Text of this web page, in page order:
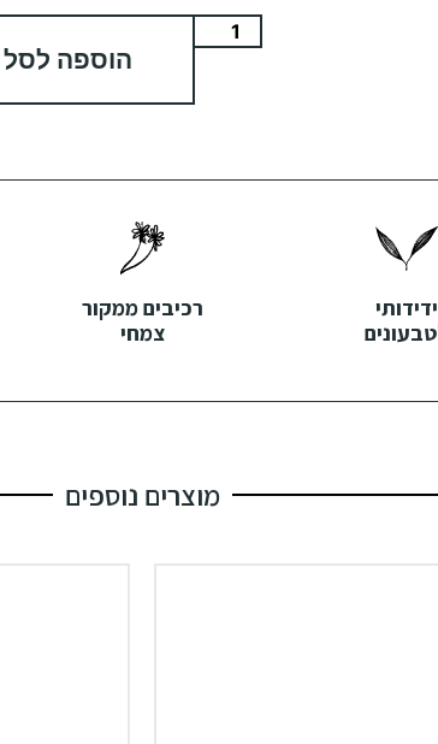
הוספה לסל
ידידותי
רכיבים ממקור
צמחי
מוצרים נוספים